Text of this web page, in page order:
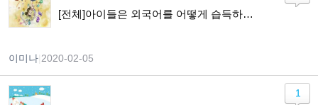
[전체]아이들은 외국어를 어떻게 습득하게 되나요?
이미나 2020-02-05
1